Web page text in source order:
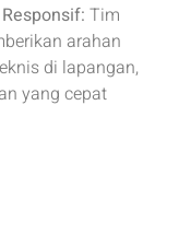
Tim
arahan
di lapangan,
yang cepat